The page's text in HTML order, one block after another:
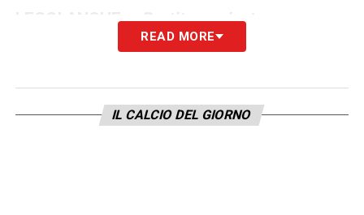
LEGGI ANCHE –Partite oggi, stasera e
domani: guida alla Diretta TV
LA PLAYLIST DELLE NOSTRE TOP NEWS
READ MORE
IL CALCIO DEL GIORNO